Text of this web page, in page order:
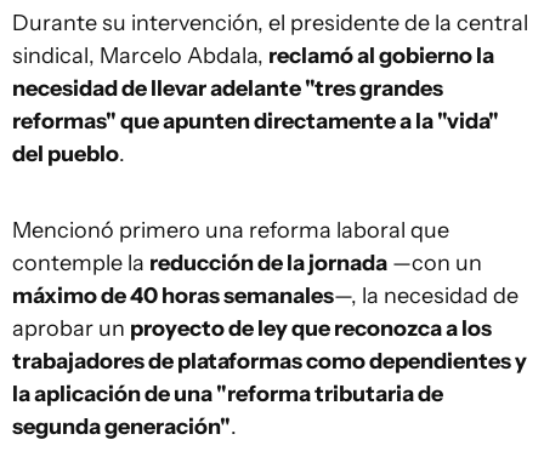
Durante su intervención, el presidente de la central
sindical, Marcelo Abdala, reclamó al gobierno la
necesidad de llevar adelante "tres grandes
reformas" que apunten directamente a la "vida"
del pueblo.
Mencionó primero una reforma laboral que
contemple la reducción de la jornada —con un
máximo de 40 horas semanales—, la necesidad de
aprobar un proyecto de ley que reconozca a los
trabajadores de plataformas como dependientes y
la aplicación de una "reforma tributaria de
segunda generación".